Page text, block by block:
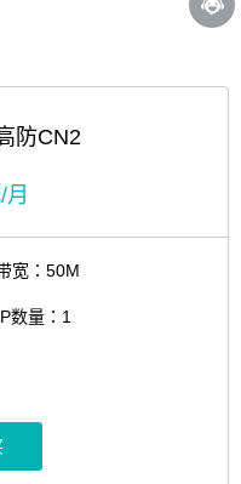
防CN2
月
宽：50M
数量：1